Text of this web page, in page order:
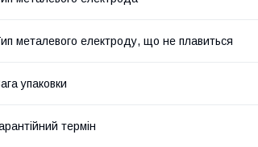
металевого електроду, що не плавиться
упаковки
термін